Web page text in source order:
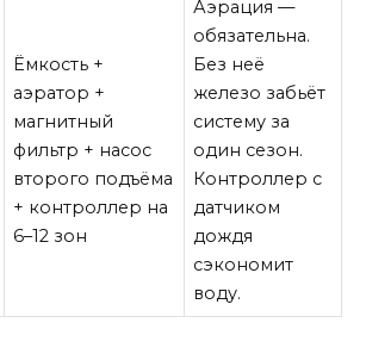
Ёмкость +
аэратор +
магнитный
фильтр + насос
второго подъёма
+ контроллер на
6–12 зон
Аэрация —
обязательна.
Без неё
железо забьёт
систему за
один сезон.
Контроллер с
датчиком
дождя
сэкономит
воду.